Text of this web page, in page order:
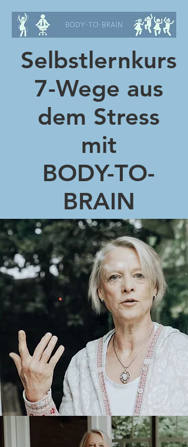
Selbstlernkurs
7-Wege aus
dem Stress
mit
BODY-TO-
BRAIN